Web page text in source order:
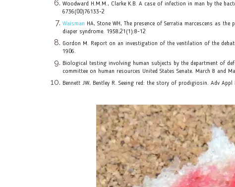
Woodward H.M.M., Clarke K.B. A case of infection in man by the
6736(00)76133-2
Waisman HA, Stone WH, The presence of Serratia marcescens as
diaper syndrome. 1958;21(1):8-12
Gordon M. Report on an investigation of the ventilation of the
1906.
Biological testing involving human subjects by the department of
committee on human resources United States Senate. March 8 and
Bennett JW, Bentley R. Seeing red: the story of prodigiosin. Adv